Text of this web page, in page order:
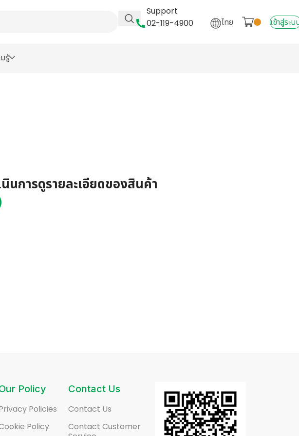
Support
02-119-4900
ไทย เข้าสู่ระบ
รู้
นการดูรายละเอียดของสินค้า
Policy
Policies
Policy
Contact Us
Contact Us
Contact Customer